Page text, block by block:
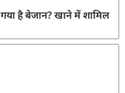
है बेजान? खाने में शामिल